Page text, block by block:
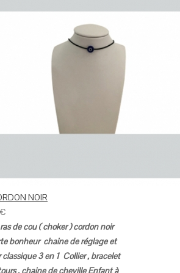
NOIR
€
de cou ( choker ) cordon noir
bonheur chaine de réglage et
classique 3 en 1 Collier , bracelet
, chaine de cheville Enfant à